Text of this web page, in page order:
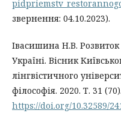
звернення: 04.10.2023).
Івасишина Н.В. Розвиток
Україні. Вісник
лінгвістичного
філософія. 2020. Т. 31
https://doi.org/10.32589/